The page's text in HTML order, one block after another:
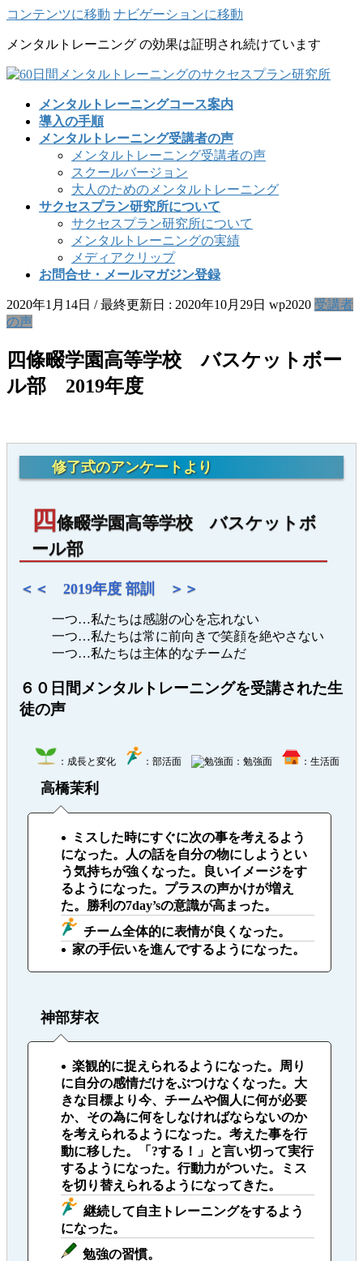
コンテンツに移動 ナビゲーションに移動
メンタルトレーニング の効果は証明され続けています
メンタルトレーニングコース案内
導入の手順
メンタルトレーニング受講者の声
メンタルトレーニング受講者の声
スクールバージョン
大人のためのメンタルトレーニング
サクセスプラン研究所について
サクセスプラン研究所について
メンタルトレーニングの実績
メディアクリップ
お問合せ・メールマガジン登録
2020年1月14日 / 最終更新日 : 2020年10月29日 wp2020 受講者
の声
四條畷学園高等学校 バスケットボー
ル部 2019年度
修了式のアンケートより
四 條畷学園高等学校 バスケットボ
ール部
＜＜ 2019年度 部訓 ＞＞
一つ…私たちは感謝の心を忘れない
一つ…私たちは常に前向きで笑顔を絶やさない
一つ…私たちは主体的なチームだ
６０日間メンタルトレーニングを受講された生
徒の声
：成長と変化 ：部活面 ：勉強面 ：生活面
高橋茉利
ミスした時にすぐに次の事を考えるよう
になった。人の話を自分の物にしようとい
う気持ちが強くなった。良いイメージをす
るようになった。プラスの声かけが増え
た。勝利の7day’sの意識が高まった。
チーム全体的に表情が良くなった。
家の手伝いを進んでするようになった。
神部芽衣
楽観的に捉えられるようになった。周り
に自分の感情だけをぶつけなくなった。大
きな目標より今、チームや個人に何が必要
か、その為に何をしなければならないのか
を考えられるようになった。考えた事を行
動に移した。「?する！」と言い切って実行
するようになった。行動力がついた。ミス
を切り替えられるようになってきた。
継続して自主トレーニングをするよう
になった。
勉強の習慣。